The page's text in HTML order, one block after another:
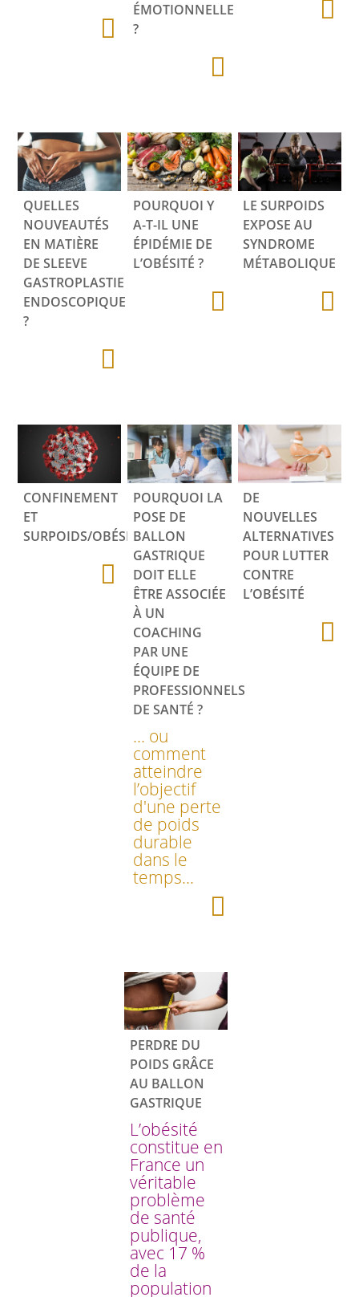
ÉMOTIONNELLE
?
QUELLES
NOUVEAUTÉS
EN MATIÈRE
DE SLEEVE
GASTROPLASTIE
ENDOSCOPIQUE
?
POURQUOI Y
A-T-IL UNE
ÉPIDÉMIE DE
L’OBÉSITÉ ?
LE SURPOIDS
EXPOSE AU
SYNDROME
MÉTABOLIQUE
CONFINEMENT
ET
SURPOIDS/OBÉSITÉ
POURQUOI LA
POSE DE
BALLON
GASTRIQUE
DOIT ELLE
ÊTRE ASSOCIÉE
À UN
COACHING
PAR UNE
ÉQUIPE DE
PROFESSIONNELS
DE SANTÉ ?
... ou
comment
atteindre
l’objectif
d'une perte
de poids
durable
dans le
temps...
DE
NOUVELLES
ALTERNATIVES
POUR LUTTER
CONTRE
L’OBÉSITÉ
PERDRE DU
POIDS GRÂCE
AU BALLON
GASTRIQUE
L’obésité
constitue en
France un
véritable
problème
de santé
publique,
avec 17 %
de la
population